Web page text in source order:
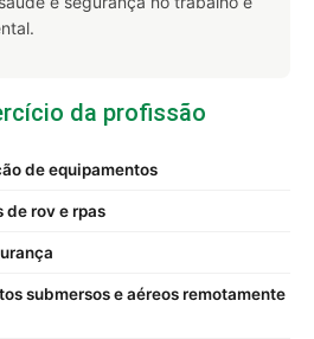
da profissão
de equipamentos
de rov e rpas
submersos e aéreos remotamente